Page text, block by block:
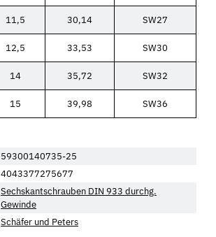
11,5 30,14 SW27
12,5 33,53 SW30
14 35,72 SW32
15 39,98 SW36
59300140735-25
4043377275677
Sechskantschrauben DIN 933 durchg.
Gewinde
Schäfer und Peters